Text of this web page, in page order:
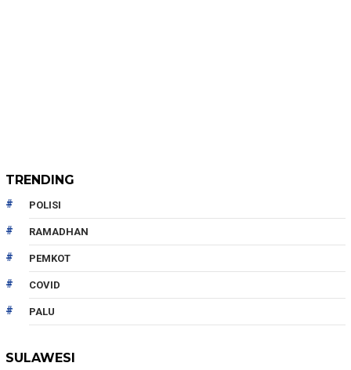
TRENDING
POLISI
RAMADHAN
PEMKOT
COVID
PALU
SULAWESI